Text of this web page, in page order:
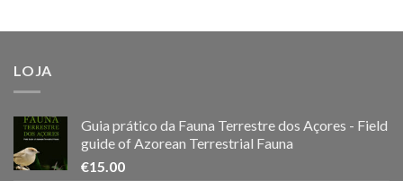
LOJA
Guia prático da Fauna Terrestre dos Açores - Field
guide of Azorean Terrestrial Fauna
€15.00